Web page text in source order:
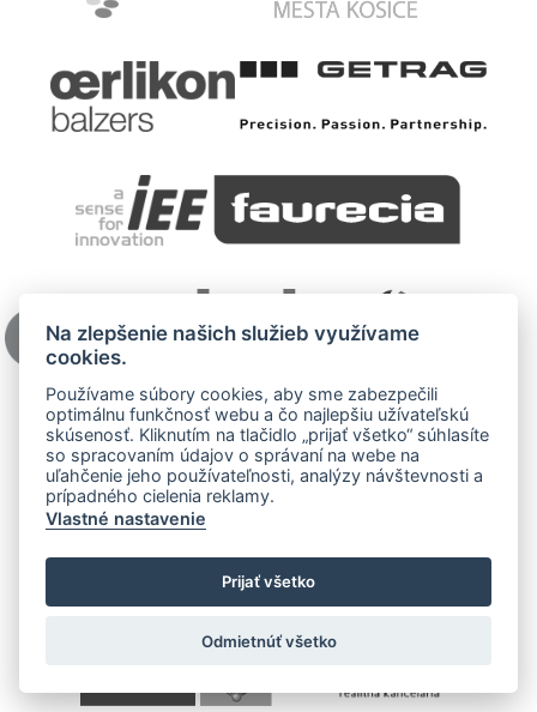
Na zlepšenie našich služieb využívame
cookies.
Používame súbory cookies, aby sme zabezpečili
optimálnu funkčnosť webu a čo najlepšiu užívateľskú
skúsenosť. Kliknutím na tlačidlo „prijať všetko“ súhlasíte
so spracovaním údajov o správaní na webe na
uľahčenie jeho používateľnosti, analýzy návštevnosti a
prípadného cielenia reklamy.
Vlastné nastavenie
Prijať všetko
Odmietnúť všetko